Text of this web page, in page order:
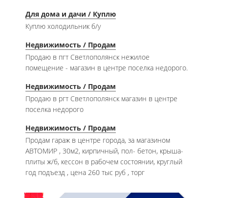
Для дома и дачи / Куплю
Куплю холодильник б/у
Недвижимость / Продам
Продаю в пгт Светлополянск нежилое
помещение - магазин в центре поселка недорого.
Недвижимость / Продам
Продаю в ргт Светлополянск магазин в центре
поселка недорого
Недвижимость / Продам
Продам гараж в центре города, за магазином
АВТОМИР , 30м2, кирпичный, пол- бетон, крыша-
плиты ж/б, кессон в рабочем состоянии, круглый
год подъезд , цена 260 тыс руб , торг